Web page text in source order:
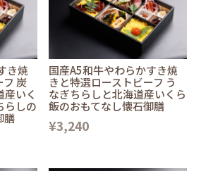
き焼
フ 炭
いく
らしの
膳
国産A5和牛やわらかすき焼
きと特選ローストビーフ う
なぎちらしと北海道産いくら
飯のおもてなし懐石御膳
¥3,240